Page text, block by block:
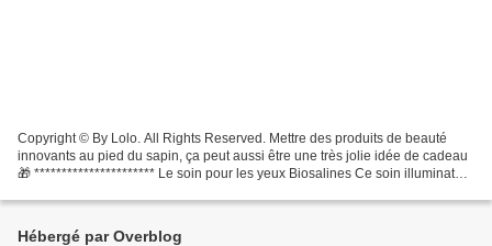
Copyright © By Lolo. All Rights Reserved. Mettre des produits de beauté
innovants au pied du sapin, ça peut aussi être une très jolie idée de cadeau
🎁 ********************** Le soin pour les yeux Biosalines Ce soin illuminateur
Hébergé par Overblog